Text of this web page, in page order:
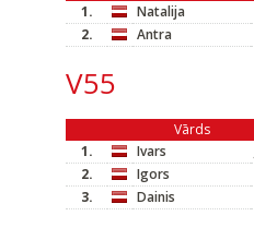
1.
Natalija
2.
Antra
V55
Vārds
1.
Ivars
2.
Igors
3.
Dainis